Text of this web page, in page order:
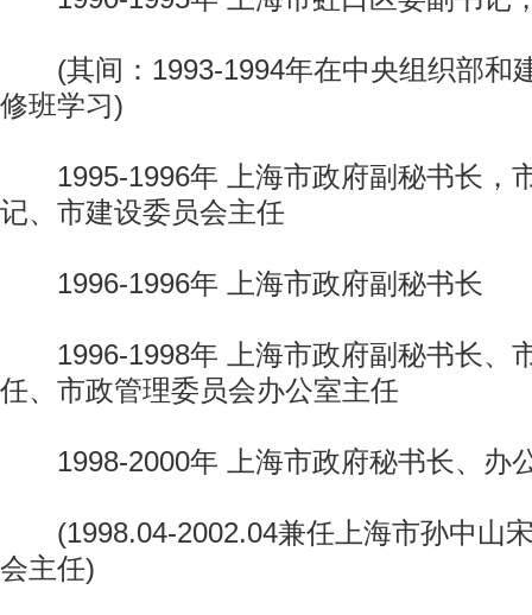
(其间：1993-1994年在中央组织部和
修班学习)
1995-1996年 上海市政府副秘书长，
记、市建设委员会主任
1996-1996年 上海市政府副秘书长
1996-1998年 上海市政府副秘书长、
任、市政管理委员会办公室主任
1998-2000年 上海市政府秘书长、办
(1998.04-2002.04兼任上海市孙中山
会主任)